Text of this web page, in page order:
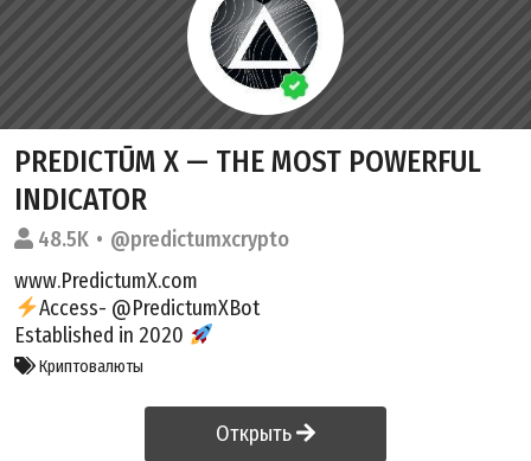
PREDICTŪM X — THE MOST POWERFUL
INDICATOR
48.5K
@predictumxcrypto
www.PredictumX.com
Access- @PredictumXBot
Established in 2020
Криптовалюты
Открыть